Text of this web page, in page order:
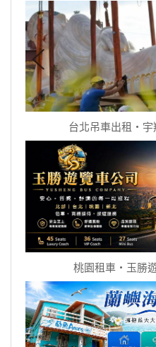
台北吊車出租‧宇
桃園租車‧玉勝